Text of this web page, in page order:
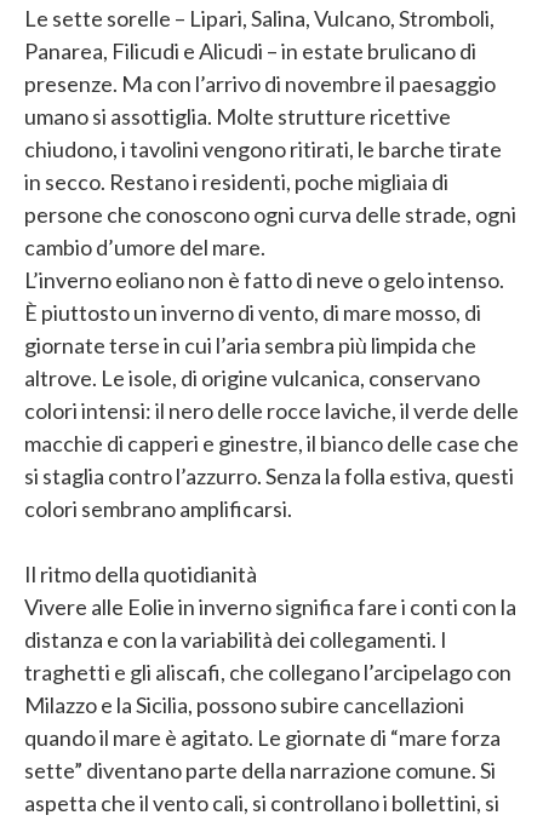
Le sette sorelle – Lipari, Salina, Vulcano, Stromboli,
Panarea, Filicudi e Alicudi – in estate brulicano di
presenze. Ma con l’arrivo di novembre il paesaggio
umano si assottiglia. Molte strutture ricettive
chiudono, i tavolini vengono ritirati, le barche tirate
in secco. Restano i residenti, poche migliaia di
persone che conoscono ogni curva delle strade, ogni
cambio d’umore del mare.
L’inverno eoliano non è fatto di neve o gelo intenso.
È piuttosto un inverno di vento, di mare mosso, di
giornate terse in cui l’aria sembra più limpida che
altrove. Le isole, di origine vulcanica, conservano
colori intensi: il nero delle rocce laviche, il verde delle
macchie di capperi e ginestre, il bianco delle case che
si staglia contro l’azzurro. Senza la folla estiva, questi
colori sembrano amplificarsi.
Il ritmo della quotidianità
Vivere alle Eolie in inverno significa fare i conti con la
distanza e con la variabilità dei collegamenti. I
traghetti e gli aliscafi, che collegano l’arcipelago con
Milazzo e la Sicilia, possono subire cancellazioni
quando il mare è agitato. Le giornate di “mare forza
sette” diventano parte della narrazione comune. Si
aspetta che il vento cali, si controllano i bollettini, si